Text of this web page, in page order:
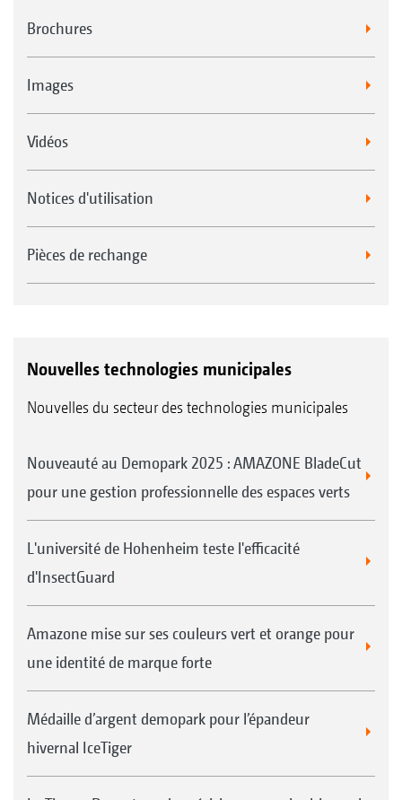
Brochures
Images
Vidéos
Notices d'utilisation
Pièces de rechange
Nouvelles technologies municipales
Nouvelles du secteur des technologies municipales
Nouveauté au Demopark 2025 : AMAZONE BladeCut
pour une gestion professionnelle des espaces verts
L'université de Hohenheim teste l'efficacité
d'InsectGuard
Amazone mise sur ses couleurs vert et orange pour
une identité de marque forte
Médaille d’argent demopark pour l’épandeur
hivernal IceTiger